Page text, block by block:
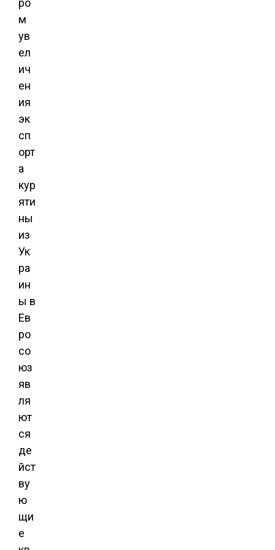
ро
м
ув
ел
ич
ен
ия
эк
сп
орт
а
кур
яти
ны
из
Ук
ра
ин
ы в
Ев
ро
со
юз
яв
ля
ют
ся
де
йст
ву
ю
щи
е